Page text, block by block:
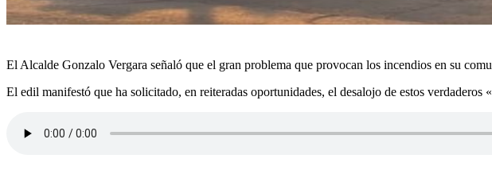
El Alcalde Gonzalo Vergara señaló que el gran problema que provocan los incendios en su
El edil manifestó que ha solicitado, en reiteradas oportunidades, el desalojo de estos